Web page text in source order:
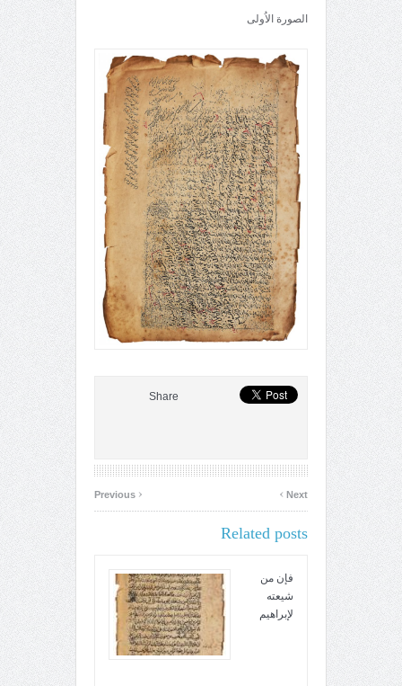
الصورة الاُولى
Share
‹ Next
›
Related posts
فإن من
شيعته
لإبراهيم